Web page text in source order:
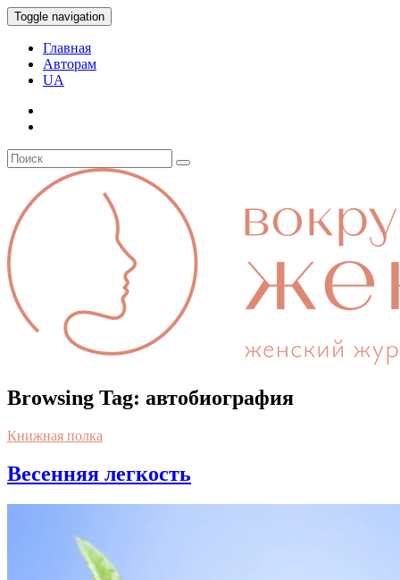
Toggle navigation
Главная
Авторам
UA
Browsing Tag: автобиография
Книжная полка
Весенняя легкость